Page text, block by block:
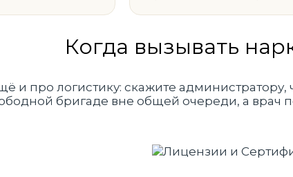
Когда вызывать
и про логистику: скажите
бригаде вне общей очереди, а врач